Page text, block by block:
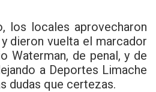
los locales aprovecharon
dieron vuelta el marcador
Waterman, de penal, y de
a Deportes Limache
dudas que certezas.